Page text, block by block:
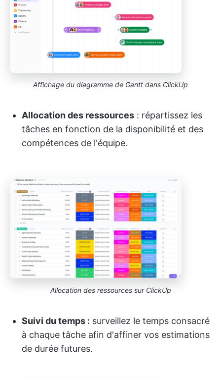
Affichage du diagramme de Gantt dans ClickUp
Allocation des ressources : répartissez les
tâches en fonction de la disponibilité et des
compétences de l'équipe.
Allocation des ressources sur ClickUp
Suivi du temps : surveillez le temps consacré
à chaque tâche afin d'affiner vos estimations
de durée futures.